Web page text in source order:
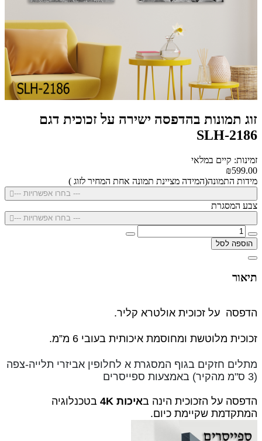
זוג תמונות בהדפסה ישירה על זכוכית דגם
SLH-2186
זמינות: קיים במלאי
₪599.00
מידות התמונה(המידה מציינת תמונה אחת המחיר לזוג )
--- בחרו אפשרויות ---
צבע המסגרת
--- בחרו אפשרויות ---
הוספה לסל
תיאור
הדפסה על זכוכית אולטרא קליר.
זכוכית מלוטשת ומחוסמת איכותית בעובי 6 מ”מ.
מתלים חזקים בגוף המסגרת א לחלופין אביזרי תלייה-צפה
(3 ס"מ מהקיר) באמצעות ספייסרים
הדפסה על הזכוכית הינה באיכות 4K
בטכנלוגיה
המתקדמת שקיימת כיום.